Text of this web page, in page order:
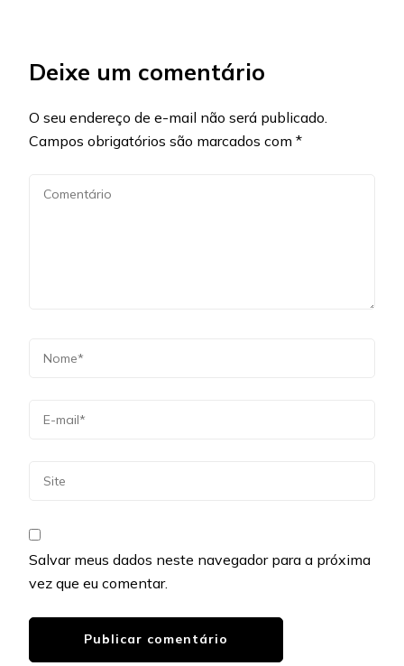
Deixe um comentário
O seu endereço de e-mail não será publicado.
Campos obrigatórios são marcados com *
Salvar meus dados neste navegador para a próxima
vez que eu comentar.